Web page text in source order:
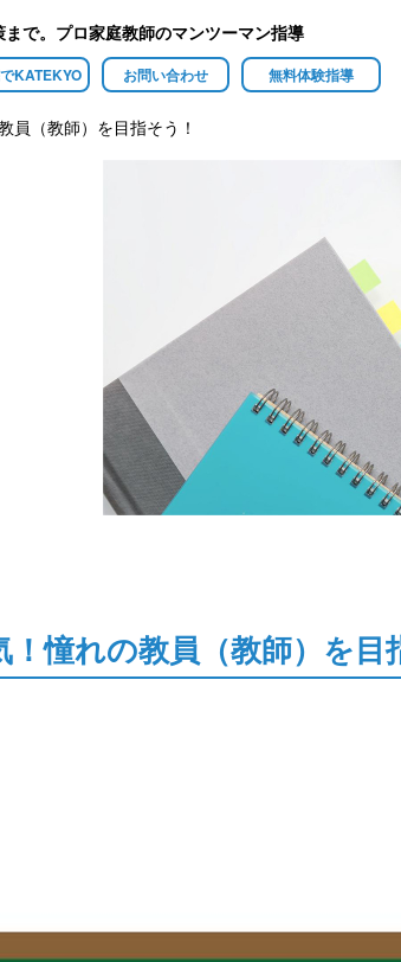
で。プロ家庭教師のマンツーマン指導
KATEKYO お問い合わせ 無料体験指導
員（教師）を目指そう！
憧れの教員（教師）を目